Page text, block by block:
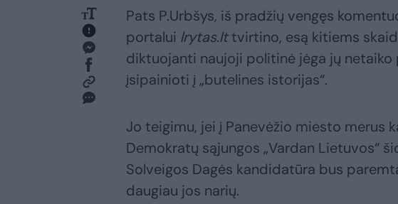
Pats P.Urbšys, iš pradžių vengęs
portalui lrytas.lttvirtino, esą kitiems
diktuojanti naujoji politinė jėga jų netaiko
įsipainioti į „butelines istorijas“.
Jo teigimu, jei į Panevėžio miesto merus
Demokratų sąjungos „Vardan Lietuvos“
Solveigos Dagės kandidatūra bus
daugiau jos narių.